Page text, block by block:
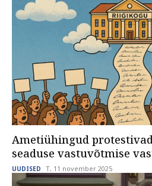
Ametiühingud
seaduse vastuvõtmise
UUDISED T, 11 november 2025